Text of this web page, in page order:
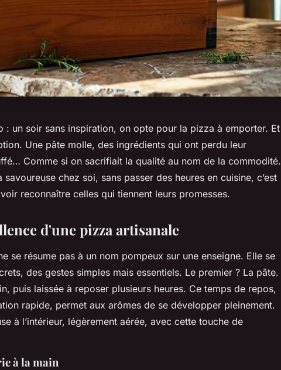
: un soir sans inspiration, on opte pour la pizza à emporter. Et
Une pâte molle, des ingrédients qui ont perdu leur
Comme si on sacrifiait la qualité au nom de la commodité.
chez soi, sans passer des heures en cuisine, c’est
reconnaître celles qui tiennent leurs promesses.
d'une pizza artisanale
se résume pas à un nom pompeux sur une enseigne. Elle se
des gestes simples mais essentiels. Le premier ? La pâte.
puis laissée à reposer plusieurs heures. Ce temps de repos,
rapide, permet aux arômes de se développer pleinement.
à l’intérieur, légèrement aérée, avec cette touche de
à la main